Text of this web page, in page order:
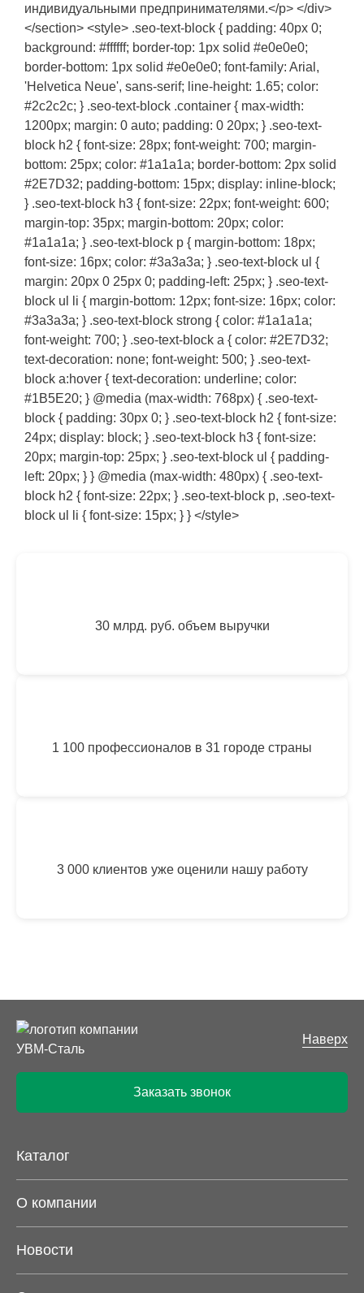
индивидуальными предпринимателями.</p> </div>
</section> <style> .seo-text-block { padding: 40px 0;
background: #ffffff; border-top: 1px solid #e0e0e0;
border-bottom: 1px solid #e0e0e0; font-family: Arial,
'Helvetica Neue', sans-serif; line-height: 1.65; color:
#2c2c2c; } .seo-text-block .container { max-width:
1200px; margin: 0 auto; padding: 0 20px; } .seo-text-
block h2 { font-size: 28px; font-weight: 700; margin-
bottom: 25px; color: #1a1a1a; border-bottom: 2px solid
#2E7D32; padding-bottom: 15px; display: inline-block;
} .seo-text-block h3 { font-size: 22px; font-weight: 600;
margin-top: 35px; margin-bottom: 20px; color:
#1a1a1a; } .seo-text-block p { margin-bottom: 18px;
font-size: 16px; color: #3a3a3a; } .seo-text-block ul {
margin: 20px 0 25px 0; padding-left: 25px; } .seo-text-
block ul li { margin-bottom: 12px; font-size: 16px; color:
#3a3a3a; } .seo-text-block strong { color: #1a1a1a;
font-weight: 700; } .seo-text-block a { color: #2E7D32;
text-decoration: none; font-weight: 500; } .seo-text-
block a:hover { text-decoration: underline; color:
#1B5E20; } @media (max-width: 768px) { .seo-text-
block { padding: 30px 0; } .seo-text-block h2 { font-size:
24px; display: block; } .seo-text-block h3 { font-size:
20px; margin-top: 25px; } .seo-text-block ul { padding-
left: 20px; } } @media (max-width: 480px) { .seo-text-
block h2 { font-size: 22px; } .seo-text-block p, .seo-text-
block ul li { font-size: 15px; } } </style>
30 млрд. руб. объем выручки
1 100 профессионалов в 31 городе страны
3 000 клиентов уже оценили нашу работу
Наверх
Заказать звонок
Каталог
О компании
Новости